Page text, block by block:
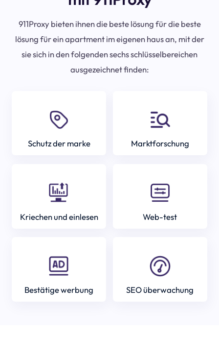
911Proxy bieten ihnen die beste lösung für die beste
lösung für ein apartment im eigenen haus an, mit der
sie sich in den folgenden sechs schlüsselbereichen
ausgezeichnet finden:
Schutz der marke Marktforschung
Kriechen und einlesen Web-test
Bestätige werbung SEO überwachung